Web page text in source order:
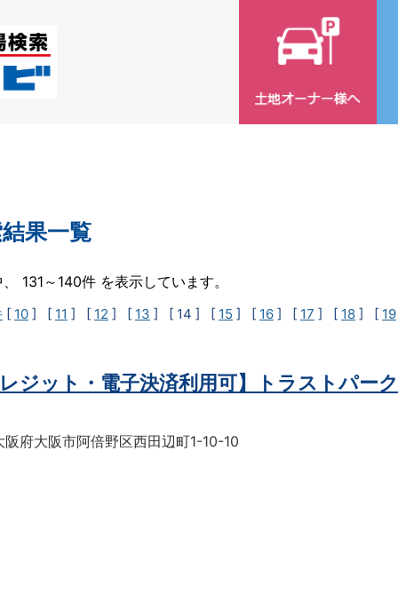
果一覧
131～140件 を表示しています。
[ 10 ] [ 11 ] [ 12 ] [ 13 ] [ 14 ] [ 15 ] [ 16 ] [ 17 ] [ 18 ] [ 19
レジット・電子決済利用可】トラストパー
阪府大阪市阿倍野区西田辺町1-10-10